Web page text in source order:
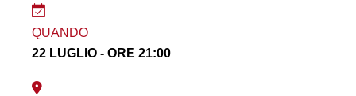
QUANDO
22 LUGLIO - ORE 21:00